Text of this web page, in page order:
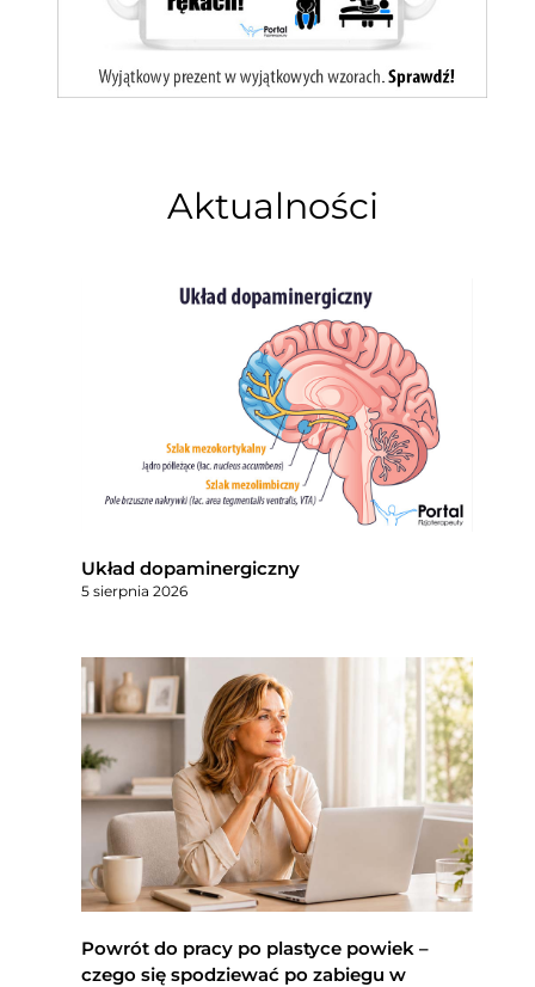
Aktualności
Układ dopaminergiczny
5 sierpnia 2026
Powrót do pracy po plastyce powiek –
czego się spodziewać po zabiegu w